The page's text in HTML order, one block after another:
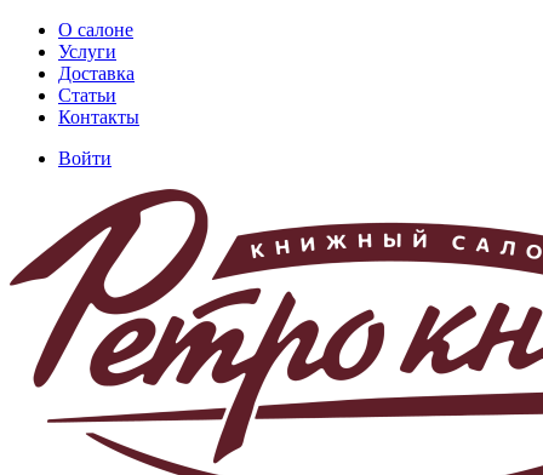
Перейти
основному
содержанию
Основная
навигация
О салоне
Услуги
Доставка
Статьи
Контакты
учётной
записи
пользователя
Войти